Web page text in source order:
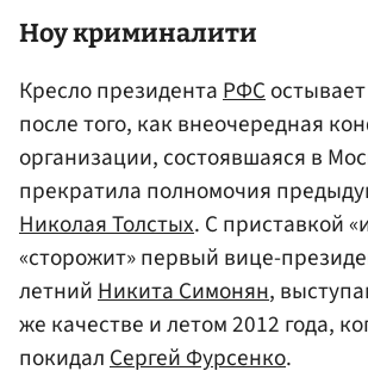
Ноу криминалити
Кресло президентаРФС
после того, как внеочередная
организации, состоявшаяся в
прекратила полномочия
Николая Толстых. С приставкой
«сторожит» первый вице-
летнийНикита Симонян,
же качестве и летом 2012 года,
покидалСергей Фурсенко.